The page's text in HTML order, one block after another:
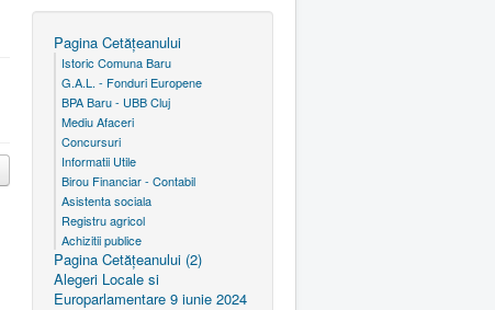
Pagina Cetăţeanului
Istoric Comuna Baru
G.A.L. - Fonduri Europene
BPA Baru - UBB Cluj
Mediu Afaceri
Concursuri
Informatii Utile
Birou Financiar - Contabil
Asistenta sociala
Registru agricol
Achizitii publice
Pagina Cetăţeanului (2)
Alegeri Locale si
Europarlamentare 9 iunie 2024